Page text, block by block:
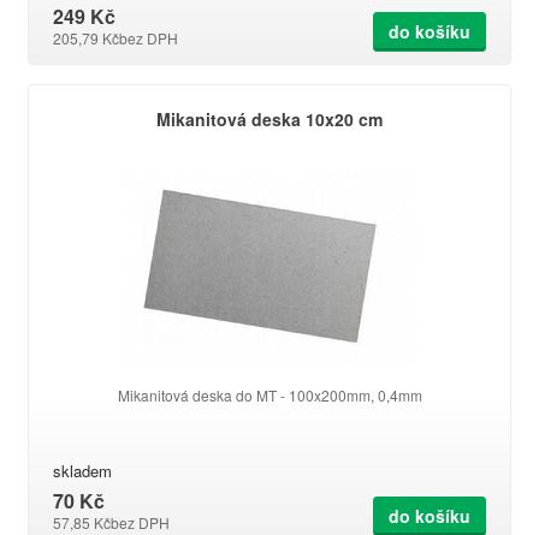
249 Kč
205,79 Kčbez DPH do košíku
Mikanitová deska 10x20 cm
Mikanitová deska do MT - 100x200mm, 0,4mm
skladem
70 Kč
57,85 Kčbez DPH do košíku